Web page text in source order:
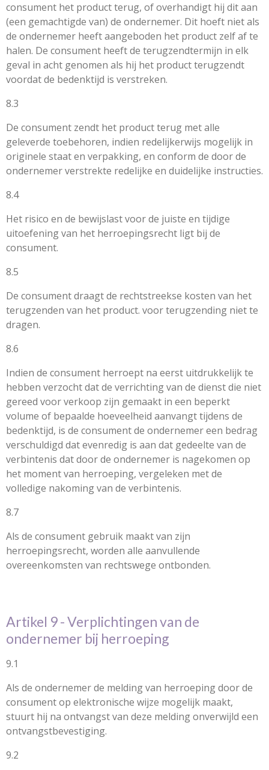
consument het product terug, of overhandigt hij dit aan
(een gemachtigde van) de ondernemer. Dit hoeft niet als
de ondernemer heeft aangeboden het product zelf af te
halen. De consument heeft de terugzendtermijn in elk
geval in acht genomen als hij het product terugzendt
voordat de bedenktijd is verstreken.
8.3
De consument zendt het product terug met alle
geleverde toebehoren, indien redelijkerwijs mogelijk in
originele staat en verpakking, en conform de door de
ondernemer verstrekte redelijke en duidelijke instructies.
8.4
Het risico en de bewijslast voor de juiste en tijdige
uitoefening van het herroepingsrecht ligt bij de
consument.
8.5
De consument draagt de rechtstreekse kosten van het
terugzenden van het product. voor terugzending niet te
dragen.
8.6
Indien de consument herroept na eerst uitdrukkelijk te
hebben verzocht dat de verrichting van de dienst die niet
gereed voor verkoop zijn gemaakt in een beperkt
volume of bepaalde hoeveelheid aanvangt tijdens de
bedenktijd, is de consument de ondernemer een bedrag
verschuldigd dat evenredig is aan dat gedeelte van de
verbintenis dat door de ondernemer is nagekomen op
het moment van herroeping, vergeleken met de
volledige nakoming van de verbintenis.
8.7
Als de consument gebruik maakt van zijn
herroepingsrecht, worden alle aanvullende
overeenkomsten van rechtswege ontbonden.
Artikel 9 - Verplichtingen van de
ondernemer bij herroeping
9.1
Als de ondernemer de melding van herroeping door de
consument op elektronische wijze mogelijk maakt,
stuurt hij na ontvangst van deze melding onverwijld een
ontvangstbevestiging.
9.2